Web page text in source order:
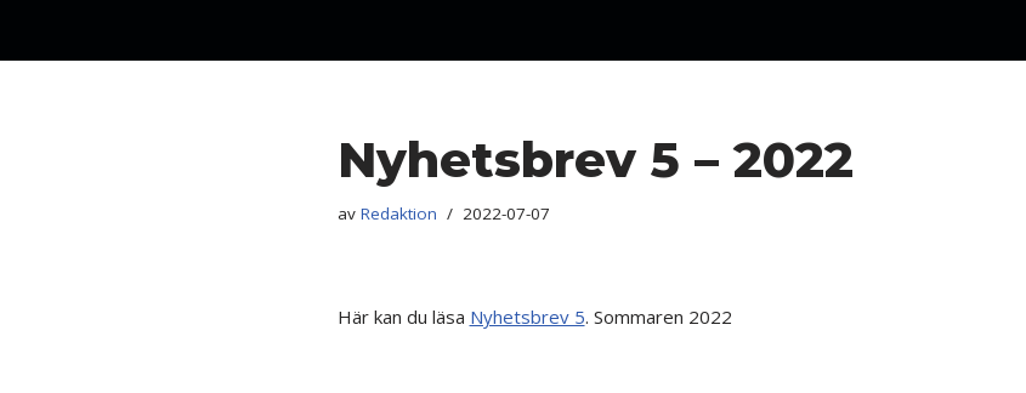
Hoppa
Nyhetsbrev 5 – 2022
av Redaktion 2022-07-07
Här kan du läsa Nyhetsbrev 5. Sommaren 2022